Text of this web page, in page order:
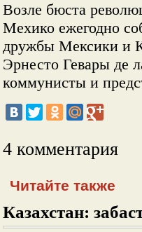
Возле бюста
Мехико ежегодно
дружбы Мексики и
Эрнесто Гевары де
коммунисты и
4 комментария
Читайте также
Казахстан: